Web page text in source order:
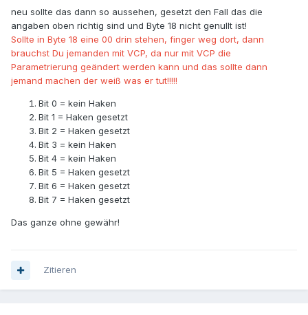
neu sollte das dann so aussehen, gesetzt den Fall das die
angaben oben richtig sind und Byte 18 nicht genullt ist!
Sollte in Byte 18 eine 00 drin stehen, finger weg dort, dann
brauchst Du jemanden mit VCP, da nur mit VCP die
Parametrierung geändert werden kann und das sollte dann
jemand machen der weiß was er tut!!!!!
Bit 0 = kein Haken
Bit 1 = Haken gesetzt
Bit 2 = Haken gesetzt
Bit 3 = kein Haken
Bit 4 = kein Haken
Bit 5 = Haken gesetzt
Bit 6 = Haken gesetzt
Bit 7 = Haken gesetzt
Das ganze ohne gewähr!
Zitieren